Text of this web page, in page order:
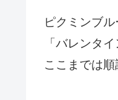
ピクミンブ
「バレンタ
ここまでは順